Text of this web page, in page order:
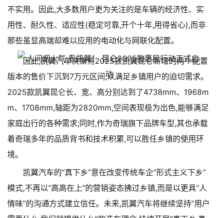
不实用。因此,大多数用户更为关注的是车辆的经济性、实
用性、耐久性、适应性(稳定可靠,开个十年,用得省心),而非
那些虽显高端却难以应用的电动化与网联化配置。
因此,凯翼汽车决策将2025款凯翼昆仑新增的两个配置
版本的售价下沉到7万元区间,以满足乡镇用户的迫切需求。
2025款凯翼昆仑长、宽、高分别达到了4738mm、1968m
m、1708mm,轴距为2820mm,空间表现极为出色,能够满足
家庭出行的各种需求;同时,作为奇瑞旗下品牌车型,其也承载
着奇瑞多年的品质背书和技术积累,可以胜任乡镇的使用环
境。
凯翼汽车的“真下乡”意在改变传统车企“形式主义下乡”
模式,不再以“高高在上”的营销姿态拂过乡镇,而是以更具“人
情味”的沟通方式建立信任。未来,凯翼汽车将继续坚持“用户